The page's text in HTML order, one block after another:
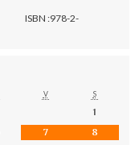
ISBN :978-2-
V S
1
7
8